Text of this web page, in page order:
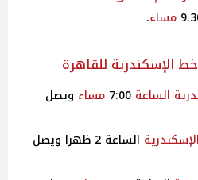
مساء.
الإسكندرية للقاهرة
الساعة مساء ويصل
الإسكندرية الساعة 2 ظهرا ويصل